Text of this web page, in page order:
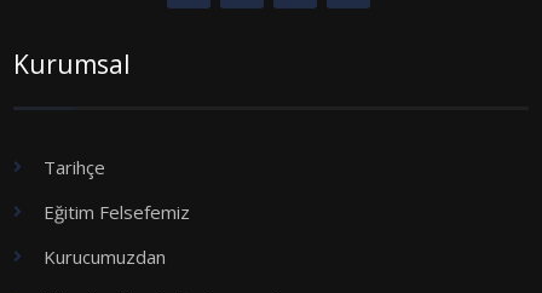
Kurumsal
Tarihçe
Eğitim Felsefemiz
Kurucumuzdan